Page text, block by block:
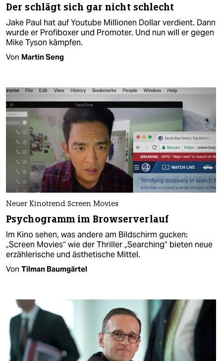
Der schlägt sich gar nicht schlecht
Jake Paul hat auf Youtube Millionen Dollar verdient. Dann
wurde er Profiboxer und Promoter. Und nun will er gegen
Mike Tyson kämpfen.
Von Martin Seng
Neuer Kinotrend Screen Movies
Psychogramm im Browserverlauf
Im Kino sehen, was andere am Bildschirm gucken:
„Screen Movies“ wie der Thriller „Searching“ bieten neue
erzählerische und ästhetische Mittel.
Von Tilman Baumgärtel